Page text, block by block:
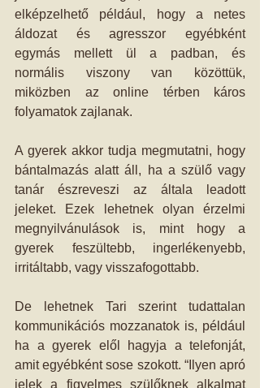
elképzelhető például, hogy a netes
áldozat és agresszor egyébként
egymás mellett ül a padban, és
normális viszony van közöttük,
miközben az online térben káros
folyamatok zajlanak.
A gyerek akkor tudja megmutatni, hogy
bántalmazás alatt áll, ha a szülő vagy
tanár észreveszi az általa leadott
jeleket. Ezek lehetnek olyan érzelmi
megnyilvánulások is, mint hogy a
gyerek feszültebb, ingerlékenyebb,
irritáltabb, vagy visszafogottabb.
De lehetnek Tari szerint tudattalan
kommunikációs mozzanatok is, például
ha a gyerek elől hagyja a telefonját,
amit egyébként sose szokott. “Ilyen apró
jelek a figyelmes szülőknek alkalmat